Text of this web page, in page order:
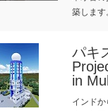
採用情報
築します
パキ
in
インド